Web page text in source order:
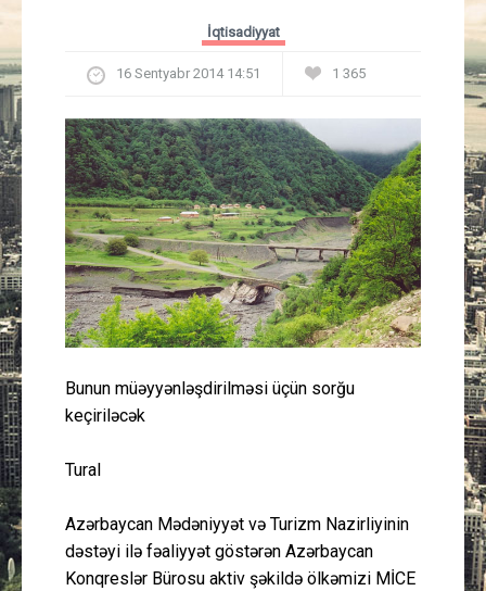
Güney Azərbaycan
Mədəniyyət
Müsahibə
İdman
Layihə
Gündəm
Peşə etikası
Əlaqə
İqtisadiyyat
16 Sentyabr 2014 14:51 1 365
Bunun müəyyənləşdirilməsi üçün sorğu
keçiriləcək
Tural
Azərbaycan Mədəniyyət və Turizm Nazirliyinin
dəstəyi ilə fəaliyyət göstərən Azərbaycan
Konqreslər Bürosu aktiv şəkildə ölkəmizi MİCE